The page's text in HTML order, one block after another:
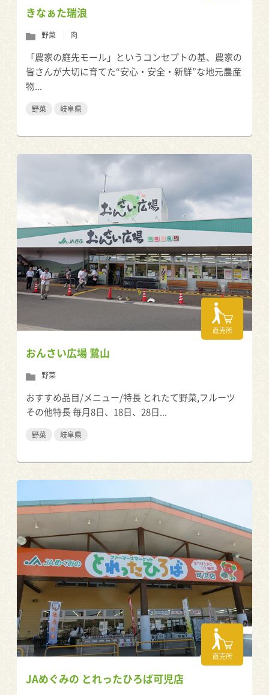
きなぁた瑞浪
野菜 肉
「農家の庭先モール」というコンセプトの基、農家の
皆さんが大切に育てた“安心・安全・新鮮”な地元農産
物...
野菜 岐阜県
直売所
おんさい広場 鷺山
野菜
おすすめ品目/メニュー/特長 とれたて野菜,フルーツ
その他特長 毎月8日、18日、28日...
野菜 岐阜県
直売所
JAめぐみの とれったひろば可児店